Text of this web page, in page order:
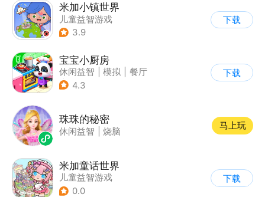
米加小镇世界
儿童益智游戏
3.9
下载
宝宝小厨房
休闲益智 模拟
餐厅
| 宝宝巴士
4.3
下载
珠珠的秘密
休闲益智 烧脑
马上玩
米加童话世界
儿童益智游戏
0.0
下载